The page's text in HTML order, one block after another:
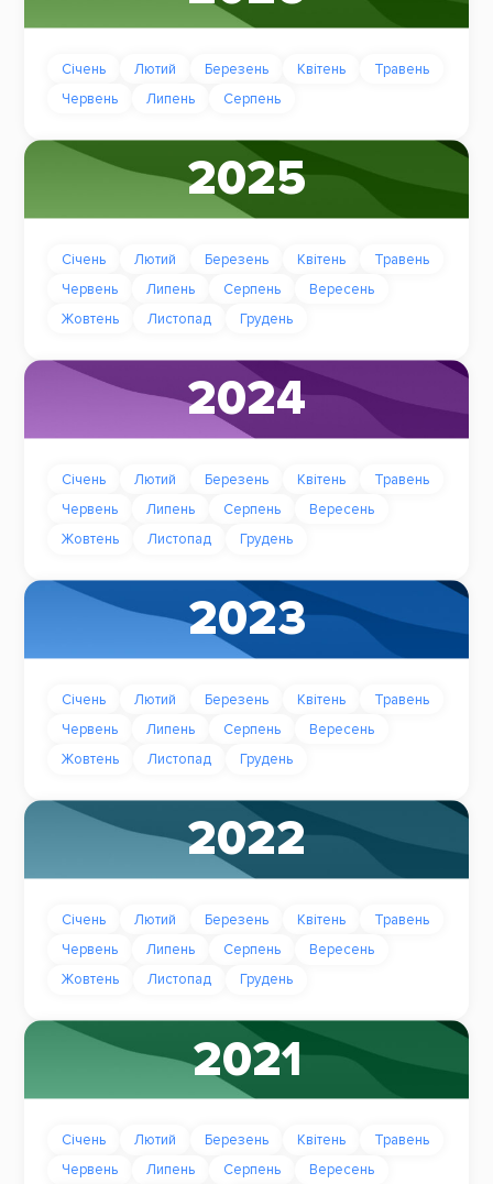
Січень Лютий Березень Квітень
Травень
Червень
Липень Серпень
2025
Січень Лютий Березень Квітень
Травень
Червень
Липень Серпень
Вересень
Жовтень
Листопад Грудень
2024
Січень Лютий Березень Квітень
Травень
Червень
Липень Серпень
Вересень
Жовтень
Листопад Грудень
2023
Січень Лютий Березень Квітень
Травень
Червень
Липень Серпень
Вересень
Жовтень
Листопад Грудень
2022
Січень Лютий Березень Квітень
Травень
Червень
Липень Серпень
Вересень
Жовтень
Листопад Грудень
2021
Січень Лютий Березень Квітень
Травень
Червень
Липень Серпень
Вересень